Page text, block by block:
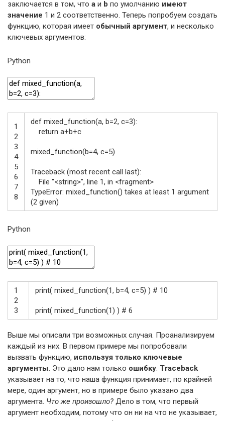
заключается в том, что а и b по умолчанию имеют
значение 1 и 2 соответственно. Теперь попробуем создать
функцию, которая имеет обычный аргумент, и несколько
ключевых аргументов:
Python
1
2
3
4
5
6
7
8
def mixed_function(a, b=2, c=3):
return a+b+c
mixed_function(b=4, c=5)
Traceback (most recent call last):
File "<string>", line 1, in <fragment>
TypeError: mixed_function() takes at least 1 argument
(2 given)
Python
1
2
3
print( mixed_function(1, b=4, c=5) ) # 10
print( mixed_function(1) ) # 6
Выше мы описали три возможных случая. Проанализируем
каждый из них. В первом примере мы попробовали
вызвать функцию, используя только ключевые
аргументы. Это дало нам только ошибку. Traceback
указывает на то, что наша функция принимает, по крайней
мере, один аргумент, но в примере было указано два
аргумента. Что же произошло? Дело в том, что первый
аргумент необходим, потому что он ни на что не указывает,